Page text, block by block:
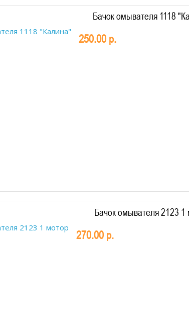
Бачок омывателя 1118
250.00 р.
Бачок омывателя 2123 1
270.00 р.